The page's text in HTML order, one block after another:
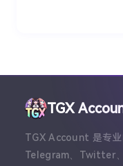
TGX
TGX Account 是专业
Telegram、Twitter